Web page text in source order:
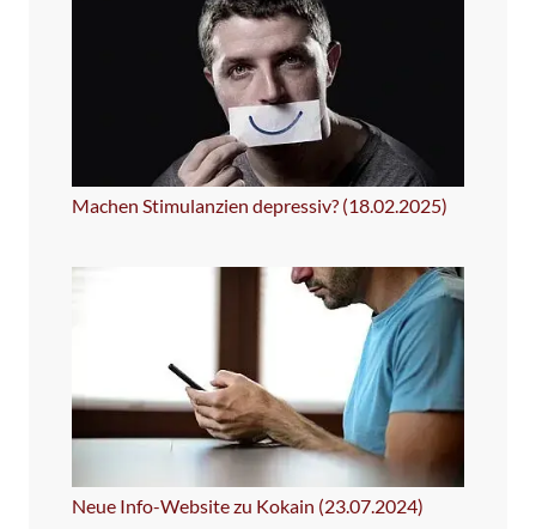
Machen Stimulanzien depressiv? (18.02.2025)
Neue Info-Website zu Kokain (23.07.2024)